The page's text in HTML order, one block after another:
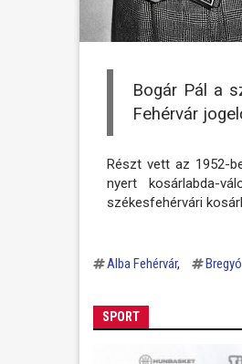
Bogár Pál a
Fehérvár
Részt vett az 1952-
nyert kosárlabda-
székesfehérvári
Alba Fehérvár Bregyó
SPORT